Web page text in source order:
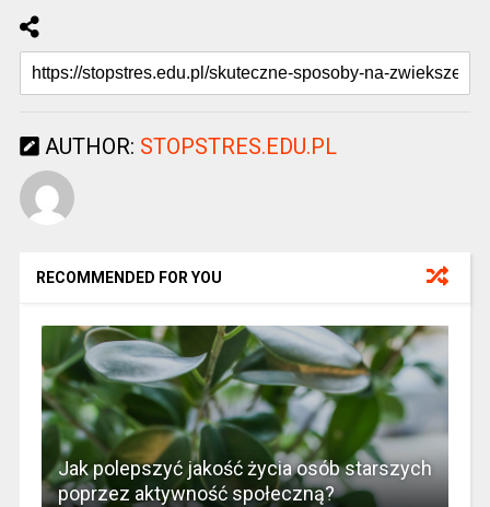
AUTHOR: STOPSTRES.EDU.PL
RECOMMENDED FOR YOU
Jak polepszyć jakość życia osób starszych
poprzez aktywność społeczną?